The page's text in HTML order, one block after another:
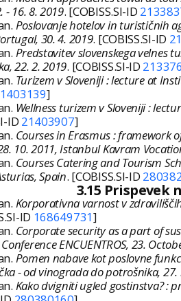
- 16. 8. 2019. [COBISS.SI-ID
Poslovanje hotelov in turističnih
30. 4. 2019. [COBISS.SI-ID
Predstavitev slovenskega velnes
22. 2. 2019. [COBISS.SI-ID
Turizem v Sloveniji : lecture at
]
Wellness turizem v Sloveniji :
ID 21403907]
Courses in Erasmus : framework
10. 2011, Istanbul Kavram
Courses Catering and Tourism
Spain. [COBISS.SI-ID
3.15 Prispevek
Korporativna varnost v
ID 168649731]
Corporate security as a part of
ENCUENTROS, 23.
Pomen nabave kot poslovne
- od vinograda do potrošnika,
Kako dvigniti ugled gostinstva? :